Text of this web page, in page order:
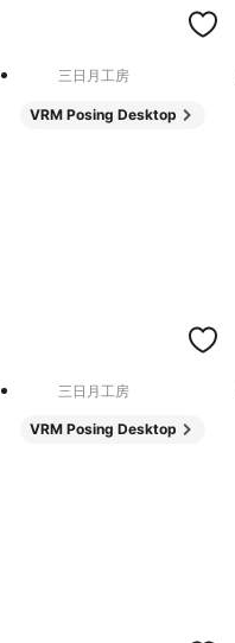
三日月工房
VRM Posing Desktop
三日月工房
VRM Posing Desktop